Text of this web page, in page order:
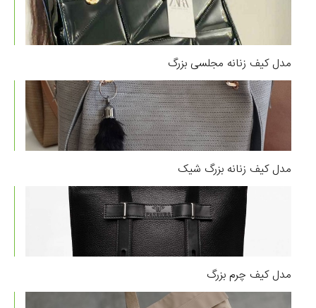
مدل کیف زنانه مجلسی بزرگ
مدل کیف زنانه بزرگ شیک
مدل کیف چرم بزرگ